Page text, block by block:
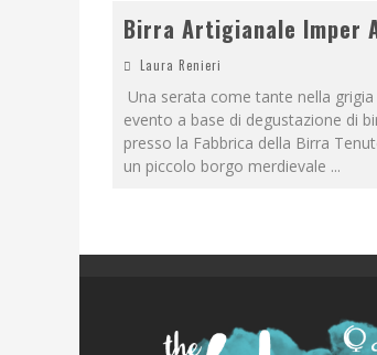
Birra Artigianale Imper
Laura Renieri
Una serata come tante nella
evento a base di degustazione di
presso la Fabbrica della Birra
un piccolo borgo merdievale ...